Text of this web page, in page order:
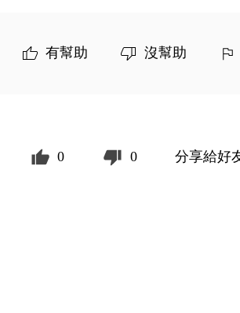
有幫助 沒幫助
0 0 分享給好